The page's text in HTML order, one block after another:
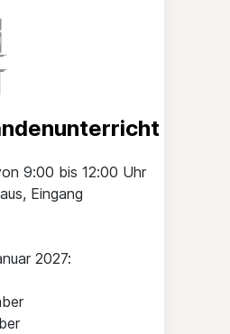
9:00 bis 12:00 Uhr
Eingang
2027: